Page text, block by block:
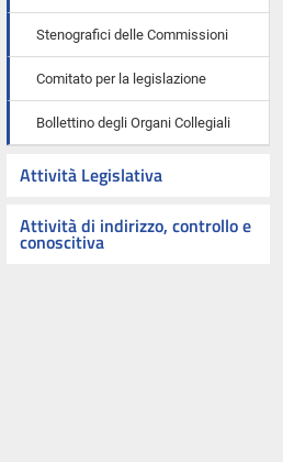
Stenografici delle Commissioni
Comitato per la legislazione
Bollettino degli Organi Collegiali
Attività Legislativa
Attività di indirizzo, controllo e
conoscitiva